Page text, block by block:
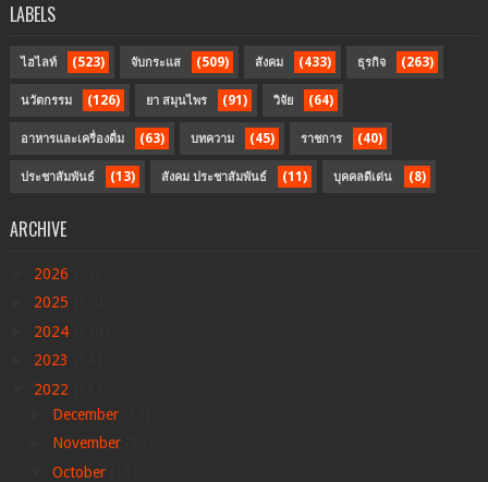
LABELS
ไฮไลท์ (523) จับกระแส (509) สังคม (433) ธุรกิจ (263)
นวัตกรรม (126) ยา สมุนไพร (91) วิจัย (64)
อาหารและเครื่องดื่ม (63) บทความ (45) ราชการ (40)
ประชาสัมพันธ์ (13) สังคม ประชาสัมพันธ์ (11) บุคคลดีเด่น (8)
ARCHIVE
2026
2025
2024
2023
2022
December
November
October